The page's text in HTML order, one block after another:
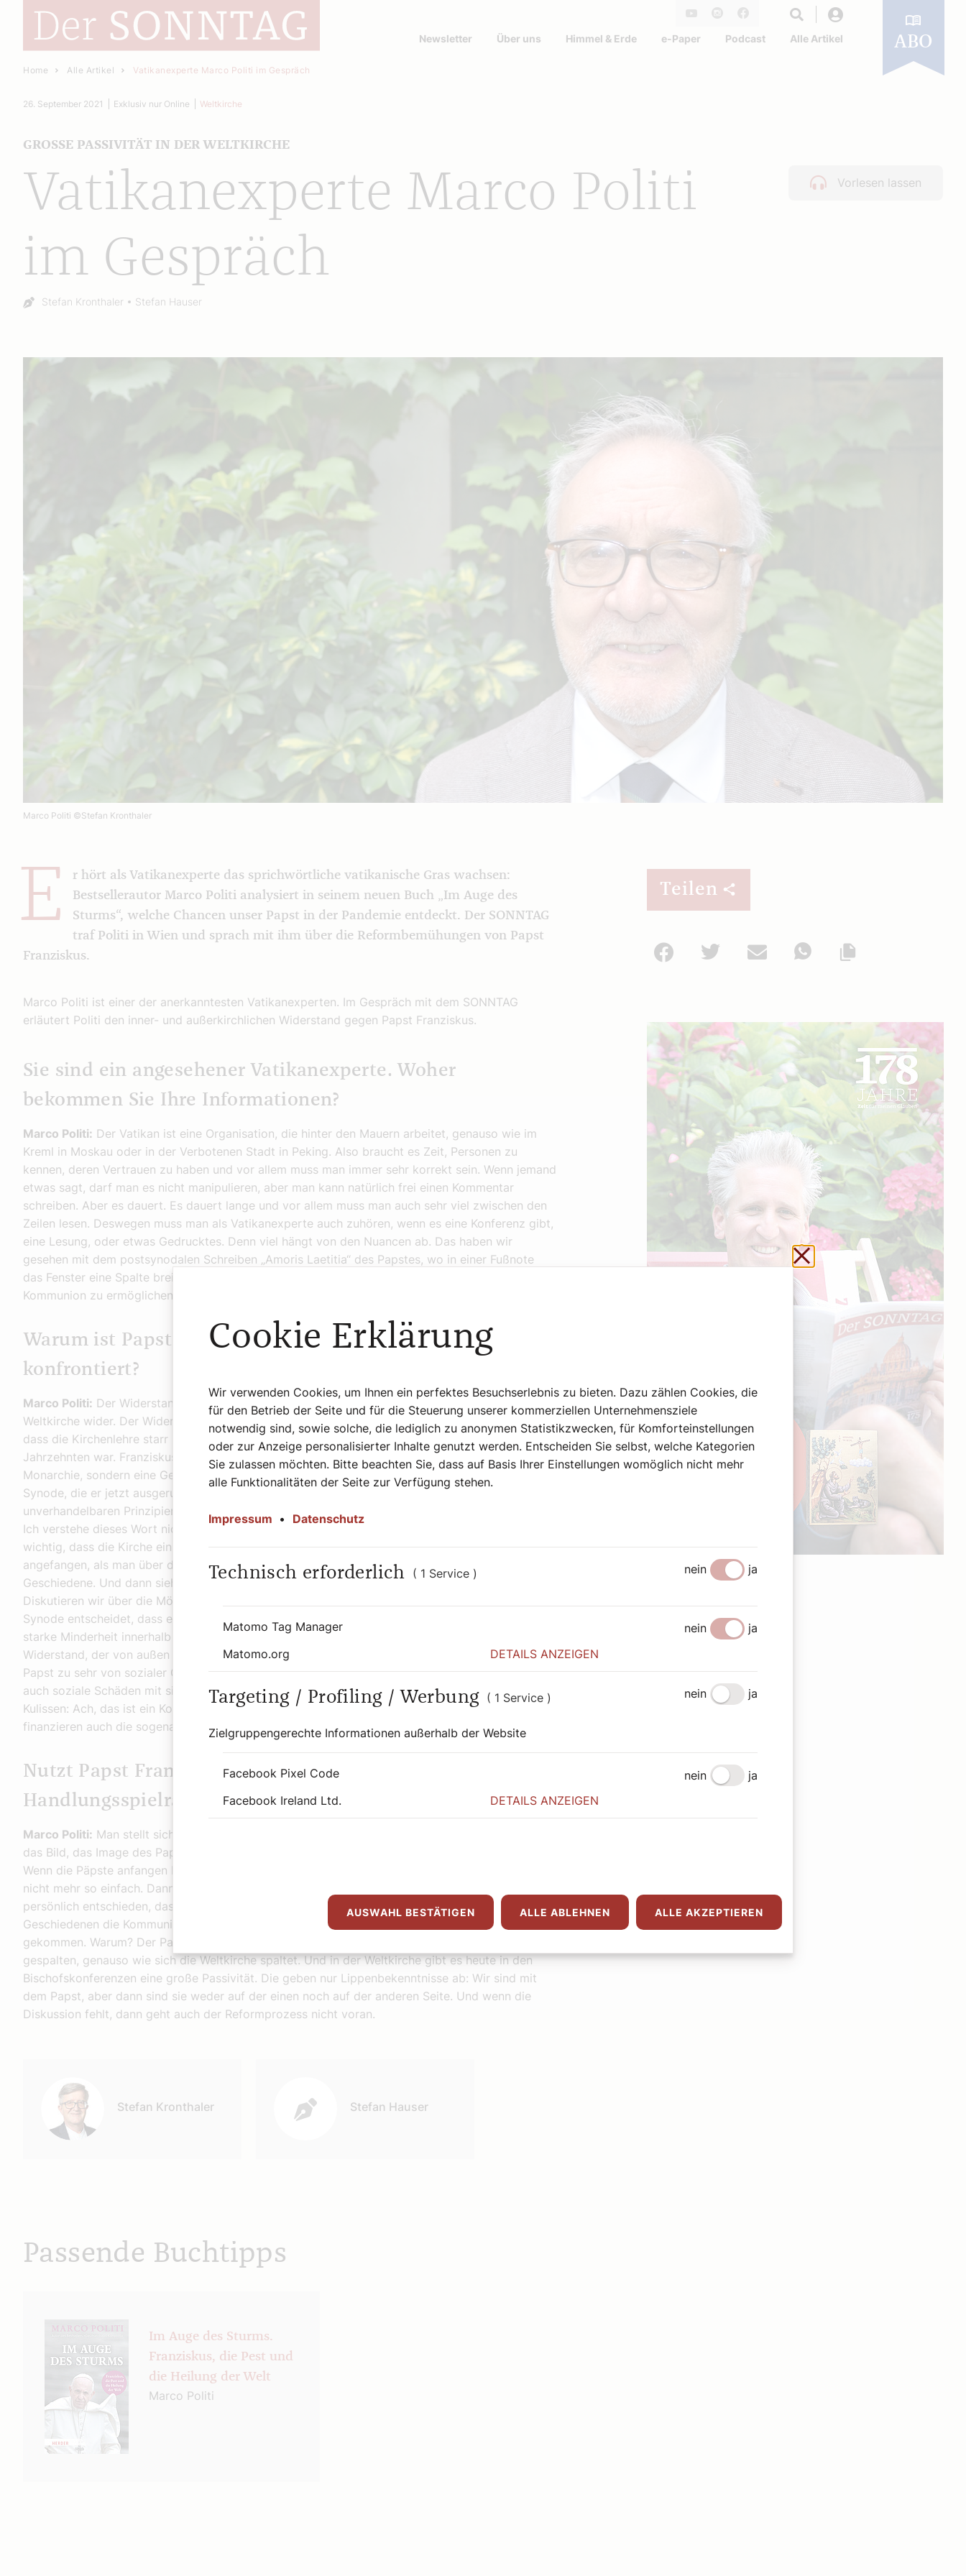
Facebook
Newsletter Über uns Himmel & Erde e-Paper Podcast Alle Artikel ABO
Home Alle Artikel Vatikanexperte Marco Politi im Gespräch
Vorlesen lassen
Vatikanexperte Marco Politi
im Gespräch
GROSSE PASSIVITÄT IN DER WELTKIRCHE
26. September 2021 Exklusiv nur Online Weltkirche
Autor:
Stefan Kronthaler Stefan Hauser
Marco Politi ©Stefan Kronthaler
E
r hört als Vatikanexperte das sprichwörtliche vatikanische Gras wachsen:
Bestsellerautor Marco Politi analysiert in seinem neuen Buch „Im Auge des
Sturms“, welche Chancen unser Papst in der Pandemie entdeckt. Der SONNTAG
traf Politi in Wien und sprach mit ihm über die Reformbemühungen von Papst
Franziskus.
Marco Politi ist einer der anerkanntesten Vatikanexperten. Im Gespräch mit dem SONNTAG
erläutert Politi den inner- und außerkirchlichen Widerstand gegen Papst Franziskus.
Sie sind ein angesehener Vatikanexperte. Woher
bekommen Sie Ihre Informationen?
Marco Politi: Der Vatikan ist eine Organisation, die hinter den Mauern arbeitet, genauso wie im
Kreml in Moskau oder in der Verbotenen Stadt in Peking. Also braucht es Zeit, Personen zu
kennen, deren Vertrauen zu haben und vor allem muss man immer sehr korrekt sein. Wenn jemand
etwas sagt, darf man es nicht manipulieren, aber man kann natürlich frei einen Kommentar
schreiben. Aber es dauert. Es dauert lange und vor allem muss man auch sehr viel zwischen den
Zeilen lesen. Deswegen muss man als Vatikanexperte auch zuhören, wenn es eine Konferenz gibt,
eine Lesung, oder etwas Gedrucktes. Denn viel hängt von den Nuancen ab. Das haben wir
gesehen mit dem postsynodalen Schreiben „Amoris Laetitia“ des Papstes, wo in einer Fußnote
das Fenster eine Spalte breit geöffnet wird, um den wiederverheirateten Geschiedenen die
Kommunion zu ermöglichen.
Warum ist Papst Franziskus mit so viel Widerstand
konfrontiert?
Marco Politi: Der Widerstand kommt nicht nur von der Kurie. Die Kurie spiegelt auch die
Weltkirche wider. Der Widerstand kommt auch von Gruppen und Persönlichkeiten, die glauben,
dass die Kirchenlehre starr bleiben muss, genauso wie sie es in den vorigen Jahrhunderten oder
Jahrzehnten war. Franziskus hat eine andere Idee von Kirche: Die Kirche ist für ihn keine
Monarchie, sondern eine Gemeinschaft. Das sehen wir mit dieser außerordentlichen Bischofs-
Synode, die er jetzt ausgerufen hat. Franziskus hält nichts von der starren Idee der sogenannten
unverhandelbaren Prinzipien, die in der Ratzinger-Zeit so populär waren. Franziskus hat gesagt:
Ich verstehe dieses Wort nicht. Die Prinzipien sind die Prinzipien. Aber für Franziskus ist es
wichtig, dass die Kirche ein barmherziges Gesicht zeigt. Der Widerstand hat in dem Moment
angefangen, als man über die Familie diskutierte, über die Kommunion für wiederverheiratete
Geschiedene. Und dann sieht man den Widerstand. Wenn etwa der Papst anfängt zu sagen:
Diskutieren wir über die Möglichkeit des Diakonats für die Frauen. Oder wenn die Amazonas-
Synode entscheidet, dass es vielleicht auch verheiratete Priester geben könnte. Da gibt es eine
starke Minderheit innerhalb der Kirche, die gegen jede Änderung ist. Aber es gibt auch einen
Widerstand, der von außen kommt. Das sind Interessensgruppen, denen es nicht gefällt, wenn der
Papst zu sehr von sozialer Gleichheit spricht oder wenn er von Umweltschäden spricht, die dann
auch soziale Schäden mit sich bringen. Dann sagen diese Gruppen, sie arbeiten meist hinter den
Kulissen: Ach, das ist ein Kommunist, das ist ein kommunistischer Papst. Und diese Gruppen
finanzieren auch die sogenannte theologische Opposition in ihrer medialen Verbreitung.
Nutzt Papst Franziskus die Möglichkeiten und den
Handlungsspielraum, den er als Papst hat?
Marco Politi: Man stellt sich den Papst immer als einen allmächtigen Herrscher vor. Das war so
das Bild, das Image des Papsttums. Aber eigentlich sind nur konservative Päpste allmächtig.
Wenn die Päpste anfangen Reformen zu machen, das haben wir mit Paul VI. gesehen, dann ist es
nicht mehr so einfach. Dann können sie nicht einfach so entscheiden. Der Papst hat bestimmt
persönlich entschieden, dass man doch die Möglichkeit haben soll, den wiederverheirateten
Geschiedenen die Kommunion zu geben. Mit dem Diakonat der Frauen ist es aber zum Stillstand
gekommen. Warum? Der Papst hat eine Kommission eingesetzt. Diese Kommission hat sich
gespalten, genauso wie sich die Weltkirche spaltet. Und in der Weltkirche gibt es heute in den
Bischofskonferenzen eine große Passivität. Die geben nur Lippenbekenntnisse ab: Wir sind mit
dem Papst, aber dann sind sie weder auf der einen noch auf der anderen Seite. Und wenn die
Diskussion fehlt, dann geht auch der Reformprozess nicht voran.
Stefan Kronthaler Stefan Hauser
Teilen
Facebook
Twitter Mail
WhatsApp
Passende Buchtipps
Im Auge des Sturms.
Franziskus, die Pest und
die Heilung der Welt
Marco Politi
Schließen ohne zu
Cookie Erklärung
Wir verwenden Cookies, um Ihnen ein perfektes Besuchserlebnis zu bieten. Dazu zählen Cookies, die
für den Betrieb der Seite und für die Steuerung unserer kommerziellen Unternehmensziele
notwendig sind, sowie solche, die lediglich zu anonymen Statistikzwecken, für Komforteinstellungen
oder zur Anzeige personalisierter Inhalte genutzt werden. Entscheiden Sie selbst, welche Kategorien
Sie zulassen möchten. Bitte beachten Sie, dass auf Basis Ihrer Einstellungen womöglich nicht mehr
alle Funktionalitäten der Seite zur Verfügung stehen.
Impressum • Datenschutz
Technisch erforderlich ( 1 Service ) nein ja
Matomo Tag Manager nein
ja
Matomo.org
DETAILS ANZEIGEN
Targeting / Profiling / Werbung ( 1 Service )
Zielgruppengerechte Informationen außerhalb der Website
nein ja
Facebook Pixel Code nein
ja
Facebook Ireland Ltd.
DETAILS ANZEIGEN
AUSWAHL BESTÄTIGEN ALLE ABLEHNEN ALLE AKZEPTIEREN